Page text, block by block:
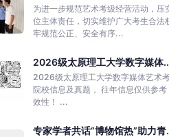
为进一步规范艺术考级经营活动，压
位主体责任，切实维护广大考生合法
牢规范公正、安全有序...
2026级太原理工大学数字媒体
2026级太原理工大学数字媒体艺术
院校信息及真题， 往年信息仅供参
效性！ ...
专家学者共话“博物馆热”助力青